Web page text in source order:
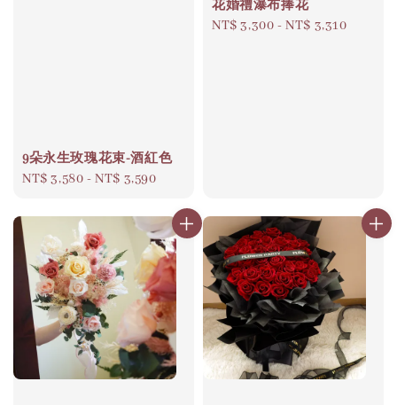
9朵永生玫瑰花束-酒紅色
Regular
NT$ 3,580 -NT$ 3,590
花婚禮瀑布捧花
Regular
NT$ 3,300 -NT$ 3,310